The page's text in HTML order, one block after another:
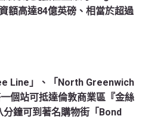
額高達84億英磅、相當於超過
Line」、「North Greenwich
個站可抵達倫敦商業區『金絲
鐘可到著名購物街「Bond